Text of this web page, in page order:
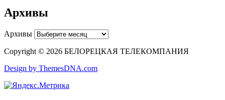
Архивы
Архивы
Copyright © 2026 БЕЛОРЕЦКАЯ ТЕЛЕКОМПАНИЯ
Design by ThemesDNA.com